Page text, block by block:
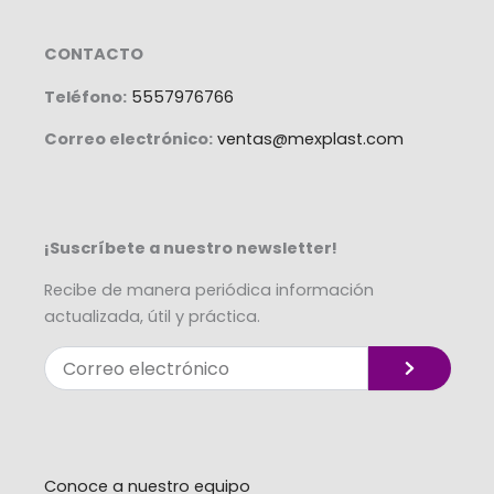
CONTACTO
Teléfono: 5557976766
Correo electrónico: ventas@mexplast.com
¡Suscríbete a nuestro newsletter!
Recibe de manera periódica información
actualizada, útil y práctica.
Correo
electrónico
Enviar
Conoce a nuestro equipo